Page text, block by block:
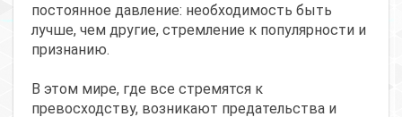
постоянное давление: необходимость быть
лучше, чем другие, стремление к популярности и
признанию.
В этом мире, где все стремятся к
превосходству, возникают предательства и